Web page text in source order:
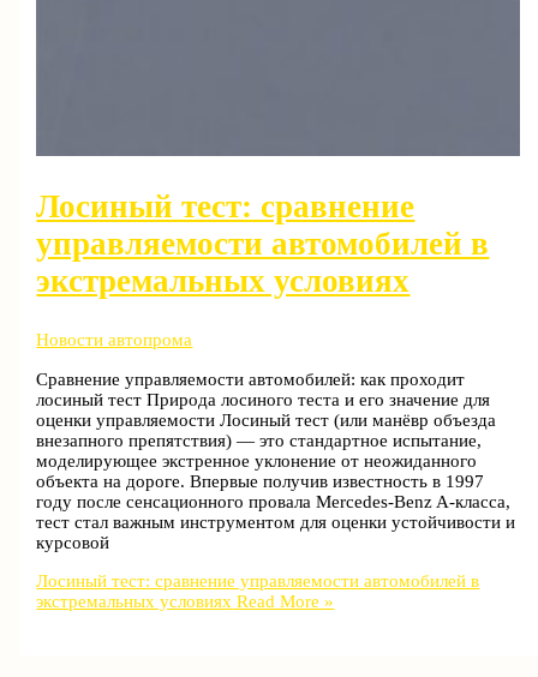
Лосиный тест: сравнение
управляемости автомобилей в
экстремальных условиях
Новости автопрома
Сравнение управляемости автомобилей: как проходит
лосиный тест Природа лосиного теста и его значение для
оценки управляемости Лосиный тест (или манёвр объезда
внезапного препятствия) — это стандартное испытание,
моделирующее экстренное уклонение от неожиданного
объекта на дороге. Впервые получив известность в 1997
году после сенсационного провала Mercedes-Benz A-класса,
тест стал важным инструментом для оценки устойчивости и
курсовой
Лосиный тест: сравнение управляемости автомобилей в
экстремальных условиях Read More »